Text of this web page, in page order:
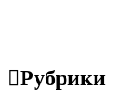
Рубрики